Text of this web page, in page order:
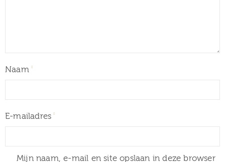
Naam
E-mailadres
Mijn naam, e-mail en site opslaan in deze browser